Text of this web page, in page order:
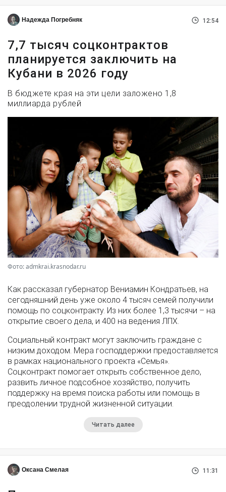
Надежда Погребняк 12:54
7,7 тысяч соцконтрактов
планируется заключить на
Кубани в 2026 году
В бюджете края на эти цели заложено 1,8
миллиарда рублей
Фото: admkrai.krasnodar.ru
Как рассказал губернатор Вениамин Кондратьев, на
сегодняшний день уже около 4 тысяч семей получили
помощь по соцконтракту. Из них более 1,3 тысячи – на
открытие своего дела, и 400 на ведения ЛПХ.
Социальный контракт могут заключить граждане с
низким доходом. Мера господдержки предоставляется
в рамках национального проекта «Семья».
Соцконтракт помогает открыть собственное дело,
развить личное подсобное хозяйство, получить
поддержку на время поиска работы или помощь в
преодолении трудной жизненной ситуации.
Читать далее
Оксана Смелая 11:31